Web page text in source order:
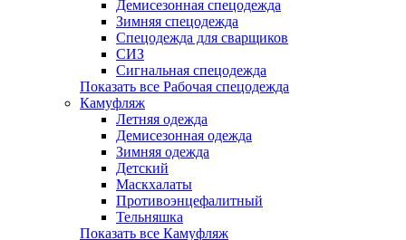
Демисезонная спецодежда
Зимняя спецодежда
Спецодежда для сварщиков
СИЗ
Сигнальная спецодежда
Показать все Рабочая спецодежда
Камуфляж
Летняя одежда
Демисезонная одежда
Зимняя одежда
Детский
Маскхалаты
Противоэнцефалитный
Тельняшка
Показать все Камуфляж